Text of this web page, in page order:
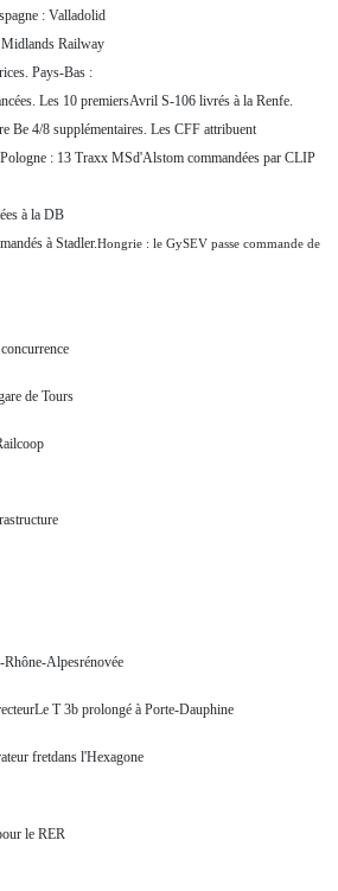
: Valladolid
Midlands Railway
Pays-Bas :
Les 10 premiersAvril S-106 livrés à la Renfe.
Be 4/8 supplémentaires. Les CFF attribuent
: 13 Traxx MSd'Alstom commandées par CLIP
à la DB
à Stadler.Hongrie : le GySEV passe commande de
de Tours
Alpesrénovée
T 3b prolongé à Porte-Dauphine
fretdans l'Hexagone
le RER